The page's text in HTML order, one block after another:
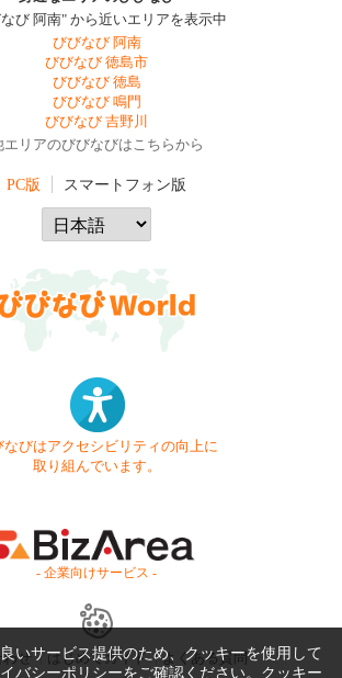
び 阿南" から近いエリアを表示中
びびなび 阿南
びびなび 徳島市
びびなび 徳島
びびなび 鳴門
びびなび 吉野川
エリアのびびなびはこちらから
PC版 スマートフォン版
なびはアクセシビリティの向上に
取り組んでいます。
- 企業向けサービス -
せ はじめてガイド
よくある質問
いサービス提供のため、クッキーを使用して
バシーポリシーをご確認ください。クッキー